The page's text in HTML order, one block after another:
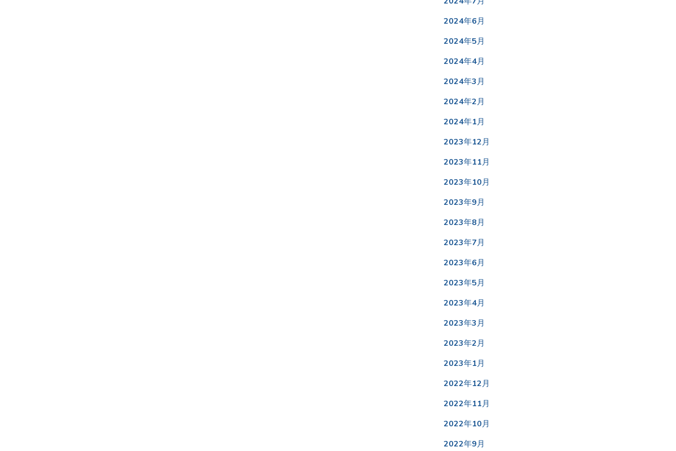
2024年6月
2024年5月
2024年4月
2024年3月
2024年2月
2024年1月
2023年12月
2023年11月
2023年10月
2023年9月
2023年8月
2023年7月
2023年6月
2023年5月
2023年4月
2023年3月
2023年2月
2023年1月
2022年12月
2022年11月
2022年10月
2022年9月